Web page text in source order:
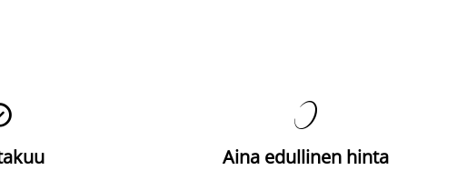

Aina edullinen hinta